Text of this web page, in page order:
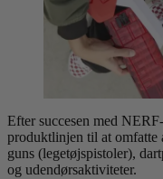
Efter succesen med
produktlinjen til at omfatte
guns (legetøjspistoler),
og udendørsaktiviteter.